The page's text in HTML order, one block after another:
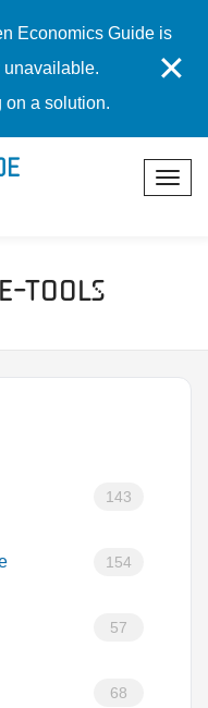
Economics Guide is
unavailable.
on a solution.
✕
Tools
143
154
57
68